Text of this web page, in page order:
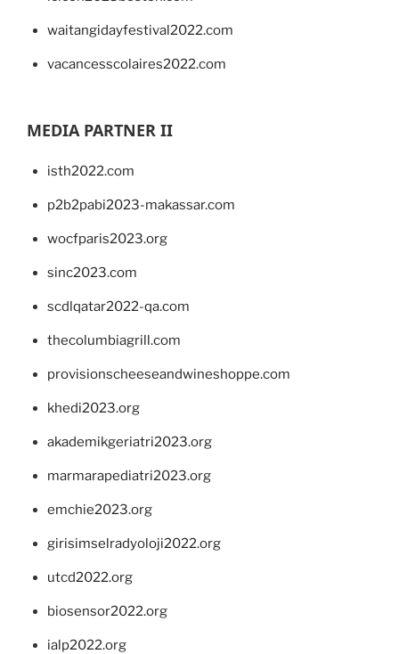
waitangidayfestival2022.com
vacancesscolaires2022.com
MEDIA PARTNER II
isth2022.com
p2b2pabi2023-makassar.com
wocfparis2023.org
sinc2023.com
scdlqatar2022-qa.com
thecolumbiagrill.com
provisionscheeseandwineshoppe.com
khedi2023.org
akademikgeriatri2023.org
marmarapediatri2023.org
emchie2023.org
girisimselradyoloji2022.org
utcd2022.org
biosensor2022.org
ialp2022.org